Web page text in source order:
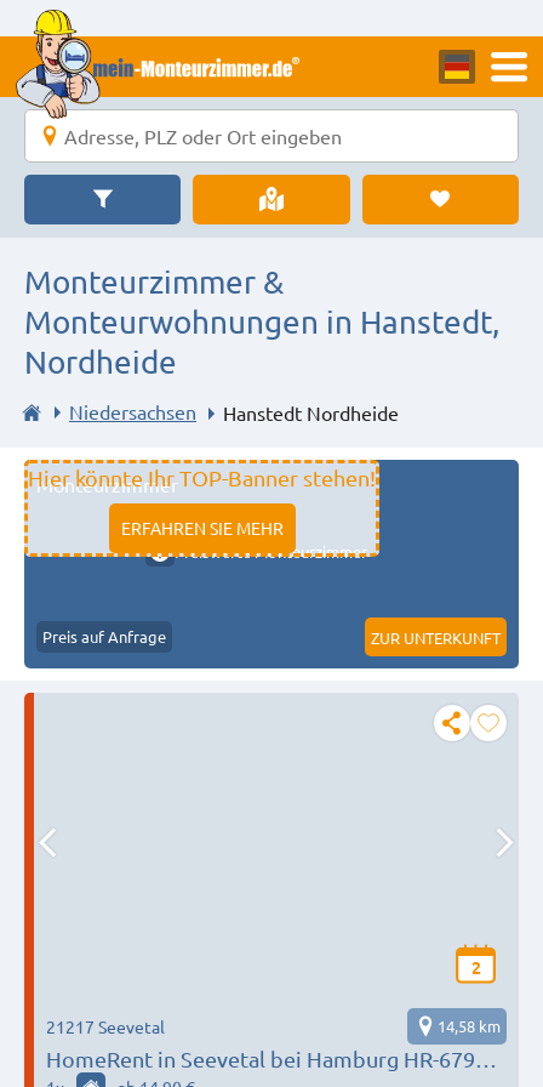
Monteurzimmer &
Monteurwohnungen in Hanstedt,
Nordheide
Niedersachsen Hanstedt Nordheide
Hier könnte Ihr TOP-Banner stehen!
ERFAHREN SIE MEHR
Monteurzimmer
11333 fulda
Preiswerte Monteurzimmer
Preis auf Anfrage ZUR UNTERKUNFT
2
HomeRent in Seevetal bei Hamburg HR-67999-
21217 Seevetal 14,58 km